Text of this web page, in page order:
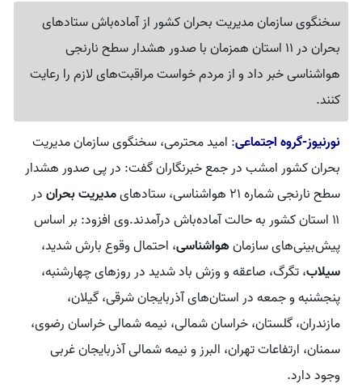
سخنگوی سازمان مدیریت بحران کشور از آماده‌باش ستادهای
بحران در 11 استان همزمان با صدور هشدار سطح نارنجی
هواشناسی خبر داد و از مردم خواست مراقبت‌های لازم را رعایت
کنند.
نورنیوز-گروه اجتماعی: امید محترمی، سخنگوی سازمان مدیریت
بحران کشور امشب در جمع خبرنگاران گفت: در پی صدور هشدار
سطح نارنجی شماره ۲۱ هواشناسی، ستادهای
مدیریت بحراندر
۱۱ استان کشور به حالت آماده‌باش درآمدند.وی افزود: بر اساس
پیش‌بینی‌های سازمانهواشناسی، احتمال وقوع بارش شدید،
سیلاب، تگرگ، صاعقه و وزش باد شدید در روزهای چهارشنبه،
پنجشنبه و جمعه در استان‌های آذربایجان شرقی، گیلان،
مازندران، گلستان، خراسان شمالی، نیمه شمالی خراسان رضوی،
سمنان، ارتفاعات تهران، البرز و نیمه شمالی آذربایجان غربی
وجود دارد.